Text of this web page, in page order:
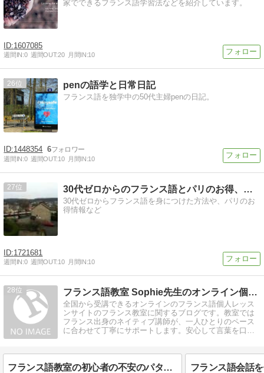
家でできるフランス語学習法などを紹介しています。
1607085
週間IN:0 週間OUT:20 月間IN:10
26 penの語学と日常日記
フランス語を独学中の50代主婦penの日記。
1448354 6
週間IN:0 週間OUT:10 月間IN:10
27 30代ゼロからのフランス語とパリのお得、役立ち情報
30代ゼロからフランス語を身につけた方法や、パリのお
得情報など
1721681
週間IN:0 週間OUT:10 月間IN:10
28 フランス語教室 Sophie先生のオンライン個人レッスン
全国から受講できるオンラインのフランス語個人レッス
ンサイトのフランス教室に関するブログです。教室では
フランス出身のネイティブ講師が、一人ひとりのペース
に合わせて丁寧にサポートします。安心して言葉を口に
フランス語教室の初心者の不安のパターンとは？恥ずかしい？怖い？徹底解説